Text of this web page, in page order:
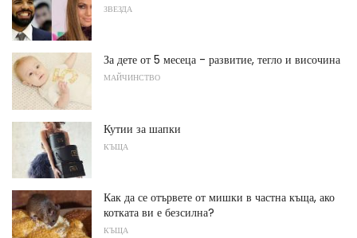
ЗВЕЗДА
За дете от 5 месеца - развитие, тегло и височина
МАЙЧИНСТВО
Кутии за шапки
КЪЩА
Как да се отървете от мишки в частна къща, ако
котката ви е безсилна?
КЪЩА